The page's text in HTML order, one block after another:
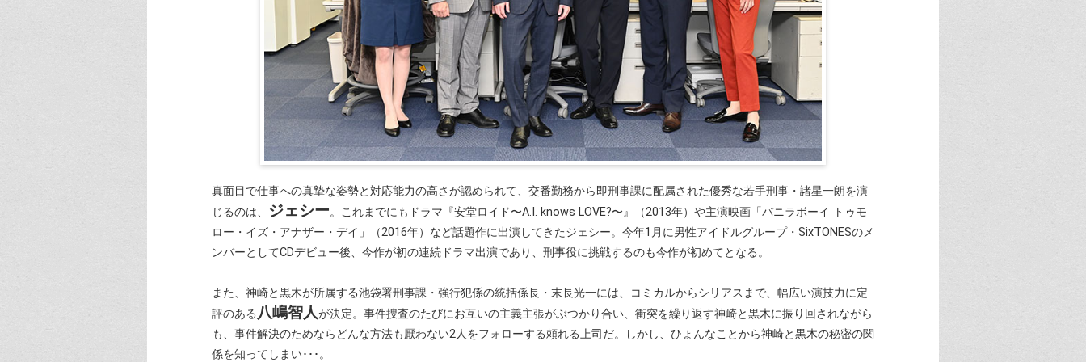
真面目で仕事への真摯な姿勢と対応能力の高さが認められて、交番勤務から即刑事課に配属された優秀な若手刑事・諸星一朗を演
じるのは、
ジェシー。これまでにもドラマ『安堂ロイド〜A.I. knows LOVE?〜』（2013年）や主演映画「バニラボーイ トゥモ
ロー・イズ・アナザー・デイ」（2016年）など話題作に出演してきたジェシー。今年1月に男性アイドルグループ・SixTONESのメ
ンバーとしてCDデビュー後、今作が初の連続ドラマ出演であり、刑事役に挑戦するのも今作が初めてとなる。
また、神崎と黒木が所属する池袋署刑事課・強行犯係の統括係長・末長光一には、コミカルからシリアスまで、幅広い演技力に定
評のある 八嶋智人が決定。事件捜査のたびにお互いの主義主張がぶつかり合い、衝突を繰り返す神崎と黒木に振り回されながら
も、事件解決のためならどんな方法も厭わない2人をフォローする頼れる上司だ。しかし、ひょんなことから神崎と黒木の秘密の関
係を知ってしまい･･･。